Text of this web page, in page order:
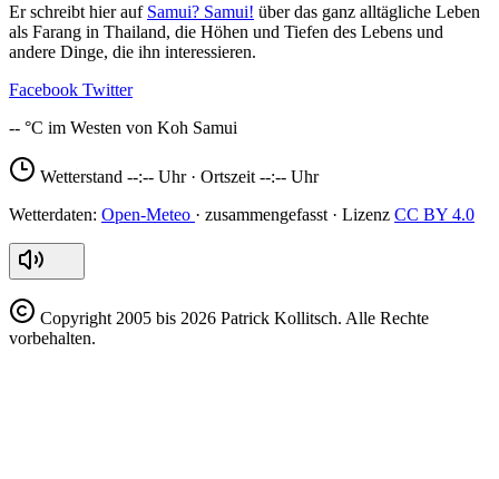
Er schreibt hier auf Samui? Samui! über das ganz alltägliche Leben
als Farang in Thailand, die Höhen und Tiefen des Lebens und
andere Dinge, die ihn interessieren.
Facebook Twitter
--
Wetterstand --:-- Uhr · Ortszeit --:-- Uhr
Open-Meteo
CC BY 4.0
Copyright 2005 bis 2026 Patrick Kollitsch. Alle Rechte
vorbehalten.